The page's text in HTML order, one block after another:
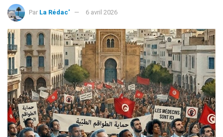
Par La Rédac' 6 avril 2026